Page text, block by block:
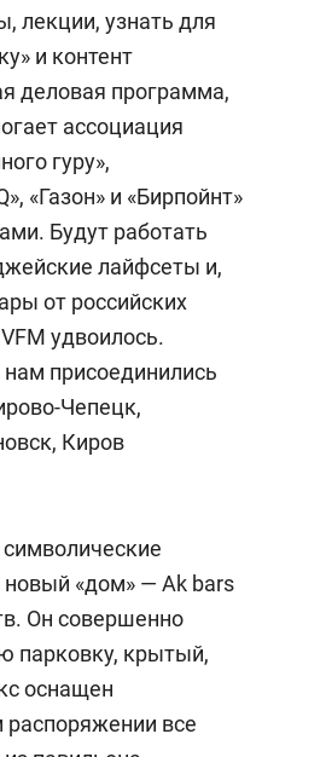
лекции, узнать для
и контент
деловая программа,
ассоциация
гуру»,
«Газон» и «Бирпойнт»
Будут работать
лайфсеты и,
от российских
удвоилось.
присоединились
Чепецк,
Киров
новый «дом» — Ak bars
Он совершенно
парковку, крытый,
оснащен
все